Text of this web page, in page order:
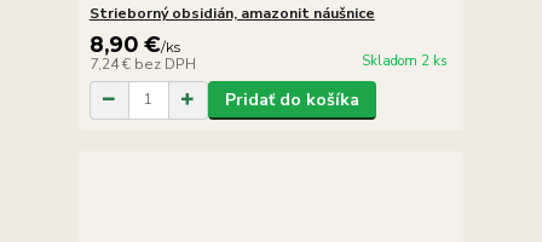
Strieborný obsidián, amazonit náušnice
8,90 €/ks
7,24 € bez DPH Skladom 2 ks
Pridať do košíka